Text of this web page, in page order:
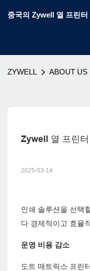
중국의 Zywell 열 프린
ZYWELL ABOUT US
Zywell 열 프린
2025-03-14
인쇄 솔루션을 선택
다 경제적이고 효율
운영 비용 감소
도트 매트릭스 프린